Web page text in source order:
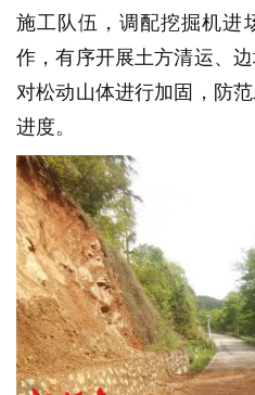
施工队伍，调配挖掘机进
作，有序开展土方清运、
对松动山体进行加固，防
进度。